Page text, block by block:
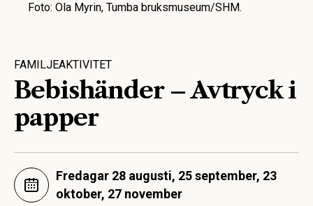
Foto: Ola Myrin, Tumba bruksmuseum/SHM.
FAMILJEAKTIVITET
Bebishänder –Avtryck i
papper
Fredagar 28 augusti, 25 september, 23
oktober, 27 november